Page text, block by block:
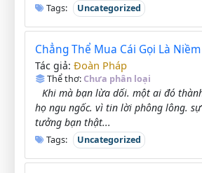
Tags: Uncategorized
Chẳng Thể Mua Cái Gọi Là
Tác giả: Đoàn Pháp
Thể thơ:Chưa phân loại
Khi mà bạn lừa dối. một ai đó
họ ngu ngốc. vì tin lời phông lông.
tưởng bạn thật...
Tags: Uncategorized